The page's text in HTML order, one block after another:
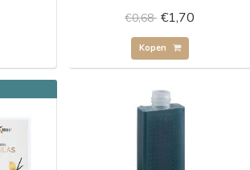
€0,68 €1,70
Kopen